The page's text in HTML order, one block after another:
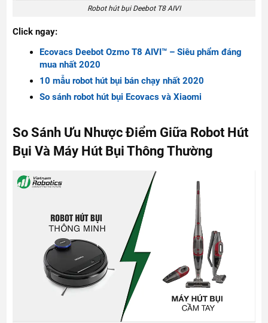
Robot hút bụi Deebot T8 AIVI
Click ngay:
Ecovacs Deebot Ozmo T8 AIVI™ – Siêu phẩm đáng
mua nhất 2020
10 mẫu robot hút bụi bán chạy nhất 2020
So sánh robot hút bụi Ecovacs và Xiaomi
So Sánh Ưu Nhược Điểm Giữa Robot Hút
Bụi Và Máy Hút Bụi Thông Thường